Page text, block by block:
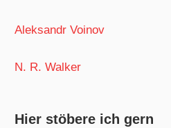
Aleksandr Voinov
N. R. Walker
Hier stöbere ich gern